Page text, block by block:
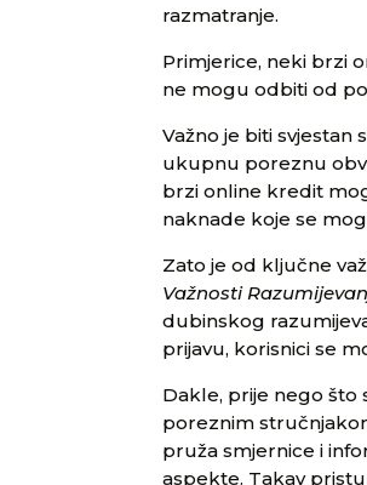
razmatranje.
Primjerice, neki brzi
ne mogu odbiti od
Važno je biti
ukupnu poreznu
brzi online kredit
naknade koje se
Zato je od ključne
Važnosti
dubinskog
prijavu, korisnici se
Dakle, prije nego
poreznim
pruža smjernice i
aspekte. Takav